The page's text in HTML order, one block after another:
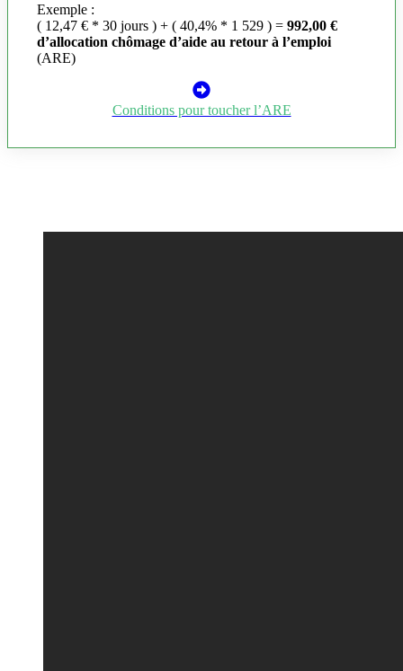
Exemple :
( 12,47 € * 30 jours ) + ( 40,4% * 1 529 ) = 992,00 €
d’allocation chômage d’aide au retour à l’emploi
(ARE)
Conditions pour toucher l’ARE